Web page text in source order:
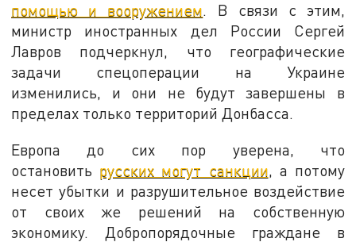
помощью и вооружением. В связи с этим,
министр иностранных дел России Сергей
Лавров подчеркнул, что географические
задачи спецоперации на Украине
изменились, и они не будут завершены в
пределах только территорий Донбасса.
Европа до сих пор уверена, что
остановить русских могут санкции, а потому
несет убытки и разрушительное воздействие
от своих же решений на собственную
экономику. Добропорядочные граждане в